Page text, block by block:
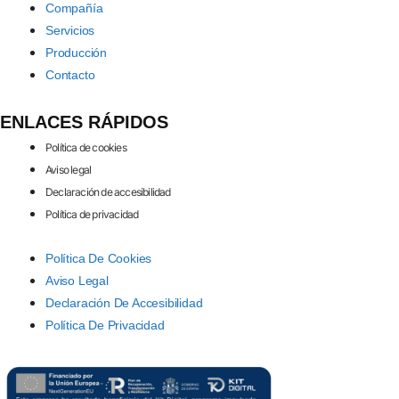
Compañía
Servicios
Producción
Contacto
ENLACES RÁPIDOS
Política de cookies
Aviso legal
Declaración de accesibilidad
Política de privacidad
Política De Cookies
Aviso Legal
Declaración De Accesibilidad
Política De Privacidad